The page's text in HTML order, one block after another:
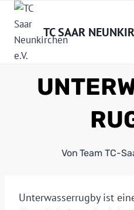
Zum
Inhalt
springen TC SAAR
Von Team TC-
Unterwasserrugby ist